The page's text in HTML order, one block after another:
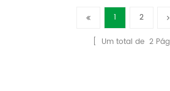
1 2
[ Um total de 2